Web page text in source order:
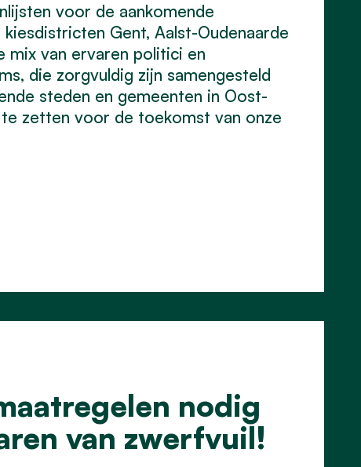
voor de aankomende
Gent, Aalst-Oudenaarde
mix van ervaren politici en
die zorgvuldig zijn samengesteld
steden en gemeenten in Oost-
zetten voor de toekomst van onze
nodig
van zwerfvuil!